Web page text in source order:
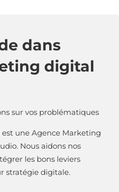
dans
digital
sur vos problématiques
une Agence Marketing
Nous aidons nos
les bons leviers
stratégie digitale.